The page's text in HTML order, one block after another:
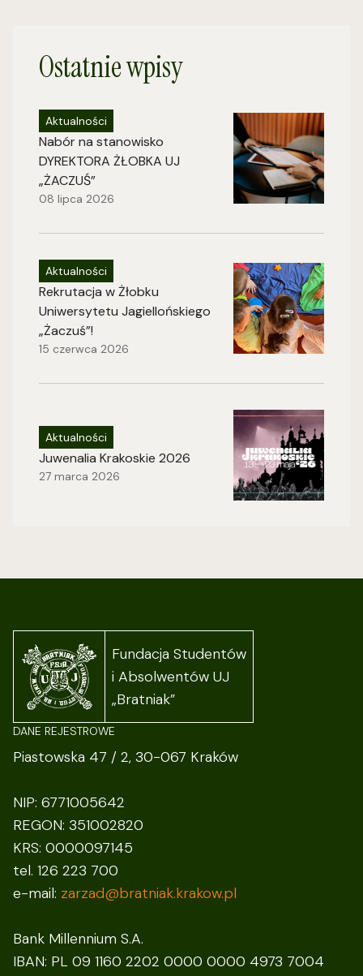
Ostatnie wpisy
Aktualności
Nabór na stanowisko
DYREKTORA ŻŁOBKA UJ
„ŻACZUŚ”
08 lipca 2026
Aktualności
Rekrutacja w Żłobku
Uniwersytetu Jagiellońskiego
„Żaczuś”!
15 czerwca 2026
Aktualności
Juwenalia Krakoskie 2026
27 marca 2026
Fundacja Studentów
i Absolwentów UJ
„Bratniak”
DANE REJESTROWE
Piastowska 47 / 2, 30-067 Kraków
NIP: 6771005642
REGON: 351002820
KRS: 0000097145
tel. 126 223 700
e-mail: zarzad@bratniak.krakow.pl
Bank Millennium S.A.
IBAN: PL 09 1160 2202 0000 0000 4973 7004